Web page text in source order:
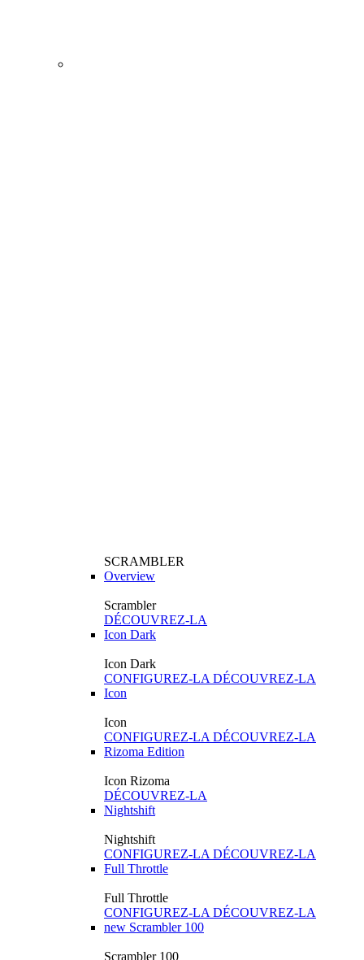
SCRAMBLER
Overview
Scrambler
DÉCOUVREZ-LA
Icon Dark
Icon Dark
CONFIGUREZ-LA DÉCOUVREZ-LA
Icon
Icon
CONFIGUREZ-LA DÉCOUVREZ-LA
Rizoma Edition
Icon Rizoma
DÉCOUVREZ-LA
Nightshift
Nightshift
CONFIGUREZ-LA DÉCOUVREZ-LA
Full Throttle
Full Throttle
CONFIGUREZ-LA DÉCOUVREZ-LA
new Scrambler 100
Scrambler 100